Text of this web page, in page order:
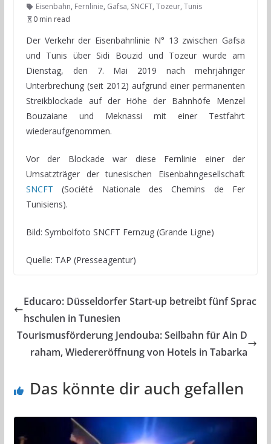
Eisenbahn, Fernlinie, Gafsa, SNCFT, Tozeur, Tunis
0 min read
Der Verkehr der Eisenbahnlinie N° 13 zwischen Gafsa
und Tunis über Sidi Bouzid und Tozeur wurde am
Dienstag, den 7. Mai 2019 nach mehrjähriger
Unterbrechung (seit 2012) aufgrund einer permanenten
Streikblockade auf der Höhe der Bahnhöfe Menzel
Bouzaiane und Meknassi mit einer Testfahrt
wiederaufgenommen.
Vor der Blockade war diese Fernlinie einer der
Umsatzträger der tunesischen Eisenbahngesellschaft
SNCFT (Société Nationale des Chemins de Fer
Tunisiens).
Bild: Symbolfoto SNCFT Fernzug (Grande Ligne)
Quelle: TAP (Presseagentur)
Educaro: Düsseldorfer Start-up betreibt fünf Sprac
hschulen in Tunesien
Tourismusförderung Jendouba: Seilbahn für Ain D
raham, Wiedereröffnung von Hotels in Tabarka
Das könnte dir auch gefallen